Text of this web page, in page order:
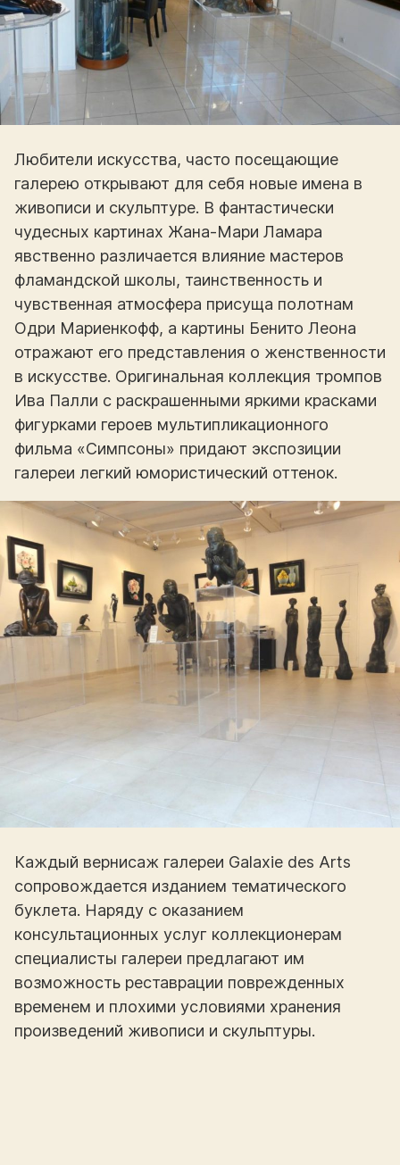
Любители искусства, часто посещающие
галерею открывают для себя новые имена в
живописи и скульптуре. В фантастически
чудесных картинах Жана-Мари Ламара
явственно различается влияние мастеров
фламандской школы, таинственность и
чувственная атмосфера присуща полотнам
Одри Мариенкофф, а картины Бенито Леона
отражают его представления о женственности
в искусстве. Оригинальная коллекция тромпов
Ива Палли с раскрашенными яркими красками
фигурками героев мультипликационного
фильма «Симпсоны» придают экспозиции
галереи легкий юмористический оттенок.
Каждый вернисаж галереи Galaxie des Arts
сопровождается изданием тематического
буклета. Наряду с оказанием
консультационных услуг коллекционерам
специалисты галереи предлагают им
возможность реставрации поврежденных
временем и плохими условиями хранения
произведений живописи и скульптуры.